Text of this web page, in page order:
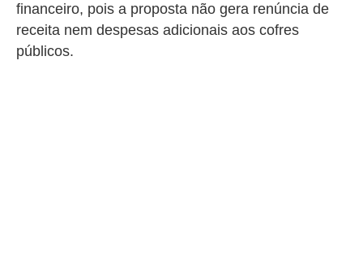
financeiro, pois a proposta não gera renúncia de
receita nem despesas adicionais aos cofres
públicos.